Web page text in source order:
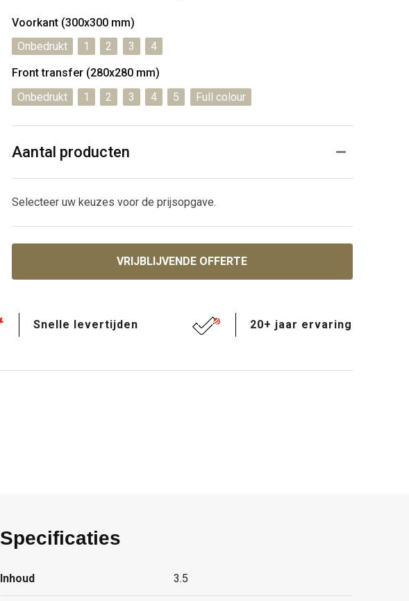
Voorkant (300x300 mm)
Onbedrukt
1 2 3
4
Front transfer (280x280 mm)
Onbedrukt
1 2 3 4 5 Full colour
Aantal producten
Selecteer uw keuzes voor de prijsopgave.
VRIJBLIJVENDE OFFERTE
Snelle levertijden 20+ jaar ervaring
Specificaties
Inhoud 3.5